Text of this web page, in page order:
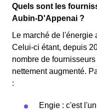
Quels sont les
Aubin-D'Appenai ?
Le marché de l'énergie
Celui-ci étant, depuis
nombre de
nettement augmenté.
:
Engie : c'est